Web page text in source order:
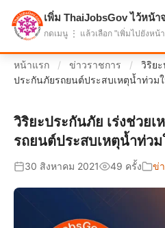
แบ่งปันโอกาส เพื่ออนาคตที่ก้า
หน้าแรก / ข่าวราชการ /
วิริยะ
ประกันภัยรถยนต์ประสบเหตุน้ำท่วม
วิริยะประกันภัย เร่งช่วยเ
รถยนต์ประสบเหตุน้ำท่ว
30 สิงหาคม 2021 49 ครั้ง ข่
เพิ่ม ThaiJobsGov ไว้หน้า
กดเมนู ⋮ แล้วเลือก "เพิ่มไปยังหน้